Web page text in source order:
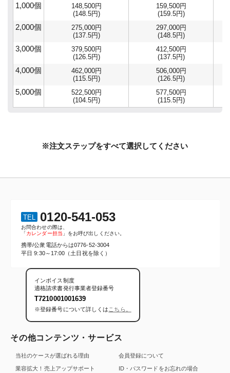
1,000個
148,500円
(148.5円)
159,500円
(159.5円)
2,000個
275,000円
(137.5円)
297,000円
(148.5円)
3,000個
379,500円
(126.5円)
412,500円
(137.5円)
4,000個
462,000円
(115.5円)
506,000円
(126.5円)
5,000個
522,500円
(104.5円)
577,500円
(115.5円)
※注文ステップをすべて選択してください
TEL 0120-541-053
お問合わせの際は、
「カレンダー担当 」をお呼び出しください。
携帯/公衆電話からは0776-52-3004
平日 9:30～17:00（土日祝を除く）
インボイス制度
適格請求書発行事業者登録番号
T7210001001639
※登録番号について詳しくは こちら。
その他コンテンツ・サービス
当社のケースが選ばれる理由
業容拡大！売上アップサポート
会員登録について
ID・パスワードをお忘れの場合